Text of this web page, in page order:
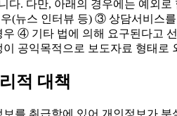
다. 다만, 아래의 경우에는 예외
(뉴스 인터뷰 등) ③ 상담서비스
④ 기타 법에 의해 요구된다고
공익목적으로 보도자료 형태로
적 대책